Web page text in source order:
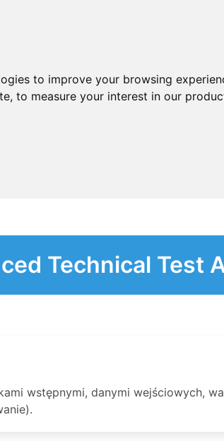
to improve your browsing
, to measure your interest in our
Technical Test
wstępnymi, danymi wejściowych,